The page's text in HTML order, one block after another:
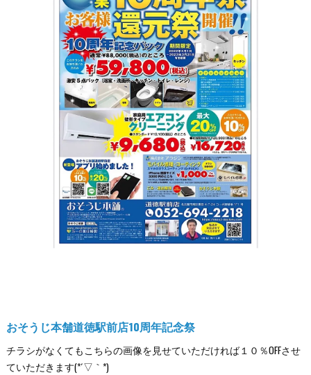
おそうじ本舗道徳駅前店10周年記念祭
チラシがなくてもこちらの画像を見せていただければ１０％OFFさせ
ていただきます(*´▽｀*)